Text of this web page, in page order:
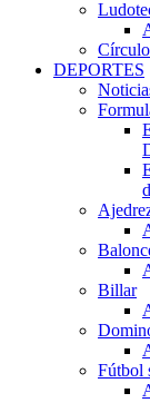
DEPORTES
Billar
Fútbol